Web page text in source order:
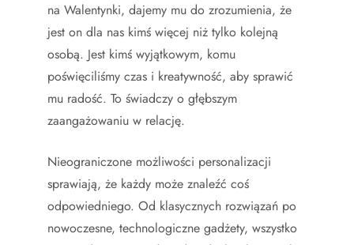
na Walentynki, dajemy mu do zrozumienia, że
jest on dla nas kimś więcej niż tylko kolejną
osobą. Jest kimś wyjątkowym, komu
poświęciliśmy czas i kreatywność, aby sprawić
mu radość. To świadczy o głębszym
zaangażowaniu w relację.
Nieograniczone możliwości personalizacji
sprawiają, że każdy może znaleźć coś
odpowiedniego. Od klasycznych rozwiązań po
nowoczesne, technologiczne gadżety, wszystko